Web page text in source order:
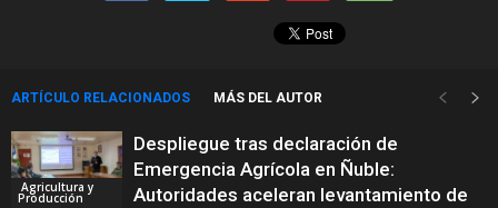
ARTÍCULO RELACIONADOS MÁS DEL AUTOR
Agricultura y
Producción
Despliegue tras declaración de
Emergencia Agrícola en Ñuble:
Autoridades aceleran levantamiento de